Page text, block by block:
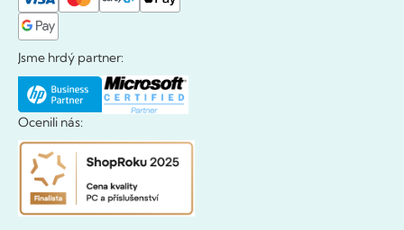
Jsme hrdý partner:
Ocenili nás: